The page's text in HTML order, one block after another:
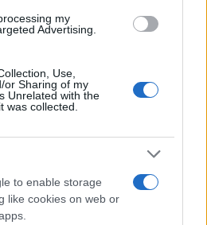
my
Advertising.
Use,
or Sharing of my
Unrelated with the
was collected.
to enable storage
like cookies on web or